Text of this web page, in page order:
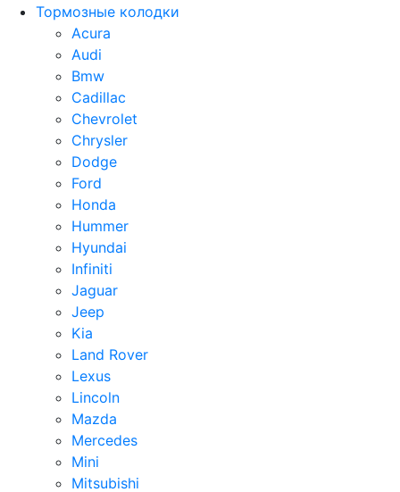
Тормозные колодки
Acura
Audi
Bmw
Cadillac
Chevrolet
Chrysler
Dodge
Ford
Honda
Hummer
Hyundai
Infiniti
Jaguar
Jeep
Kia
Land Rover
Lexus
Lincoln
Mazda
Mercedes
Mini
Mitsubishi